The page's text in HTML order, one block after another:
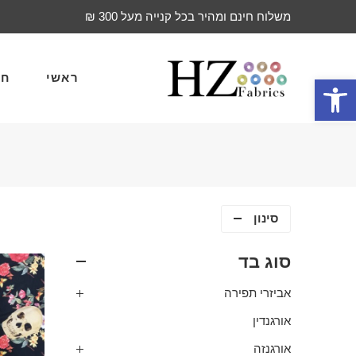
פתח סרגל נגישות
משלוח חינם ומהיר בכל קנייה מעל 300 ₪
ראשי
סינון
סוג בד
אביזרי תפירה
אורגנדין
אורגנזה